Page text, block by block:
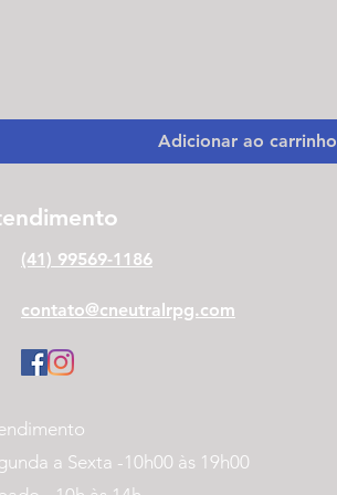
Adicionar ao carrinho
(41) 99569-1186
contato@cneutralrpg.com
a Sexta -10h00 às 19h00